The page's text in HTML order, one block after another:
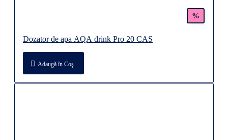
%
Dozator de apa AQA drink Pro 20 CAS
Adaugă în Coş